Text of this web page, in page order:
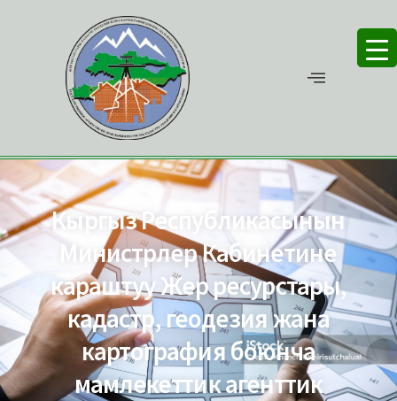
Кыргыз Республикасынын
Министрлер Кабинетине
караштуу Жер ресурстары,
кадастр, геодезия жана
картография боюнча
мамлекеттик агенттик